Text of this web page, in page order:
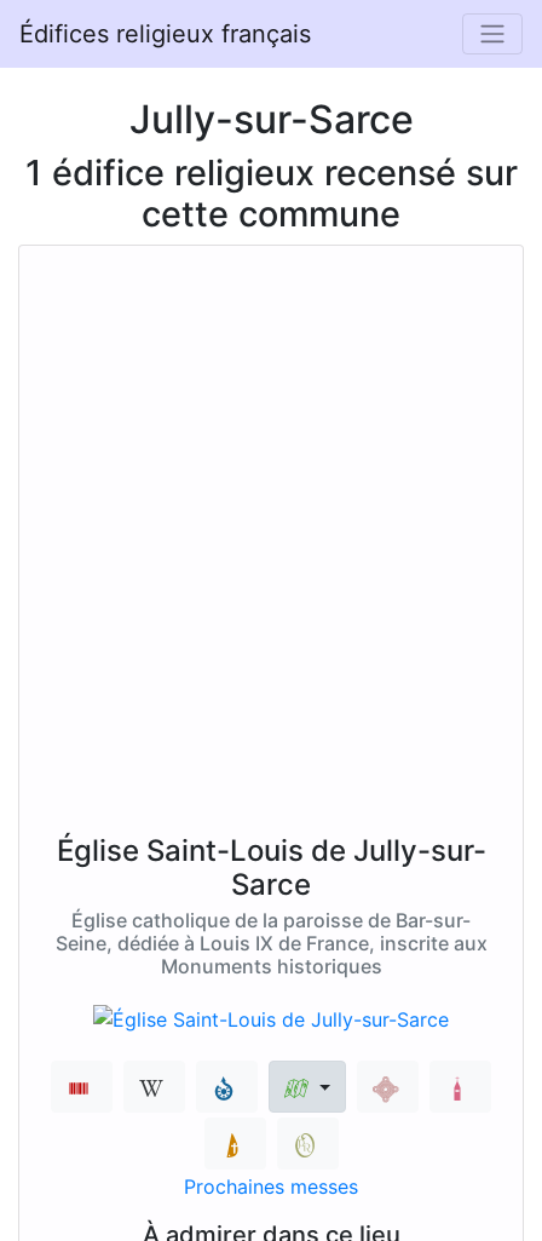
Édifices religieux français
Jully-sur-Sarce
1 édifice religieux recensé sur
cette commune
Église Saint-Louis de Jully-sur-
Sarce
Église catholique de la paroisse de Bar-sur-
Seine, dédiée à Louis IX de France, inscrite aux
Monuments historiques
Prochaines messes
À admirer dans ce lieu